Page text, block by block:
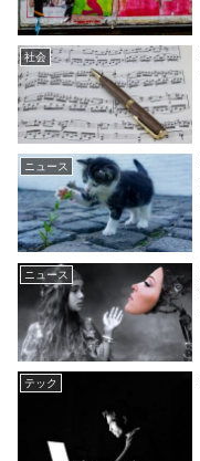
社会
ニュース
ニュース
テック